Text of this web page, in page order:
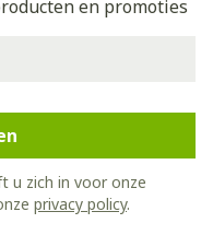
en promoties
u zich in voor onze
privacy policy.